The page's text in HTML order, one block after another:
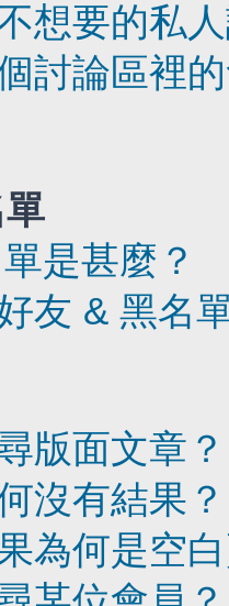
想要的私
討論區裡
是甚麼？
友 & 黑名
版面文章？
沒有結果？
為何是空